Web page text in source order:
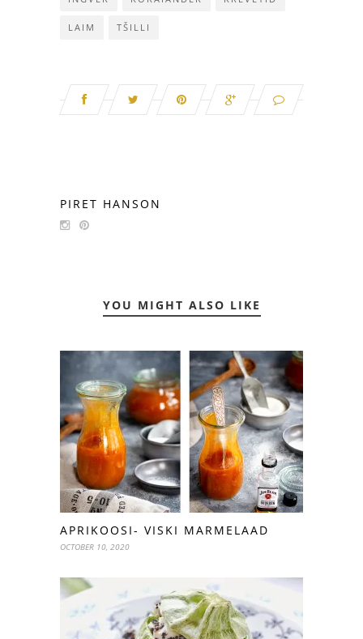
LAIM TŠILLI
PIRET HANSON
YOU MIGHT ALSO LIKE
APRIKOOSI- VISKI MARMELAAD
OCTOBER 10, 2020